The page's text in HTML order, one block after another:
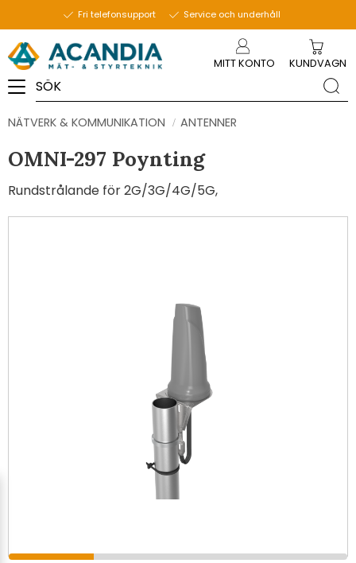
Fri telefonsupport Service och underhåll
MITT KONTO KUNDVAGN
NÄTVERK & KOMMUNIKATION ANTENNER
OMNI-297 Poynting
Rundstrålande för 2G/3G/4G/5G,